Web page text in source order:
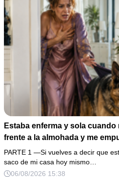
Estaba enferma y sola
frente a la almohada y me
esposo regresó un día antes y
amor, yo te cuidaré”. Fingí
grabadora bajo la cobija… Esa
PARTE 1 —Si vuelves a decir que
saco de mi casa hoy mismo…
06/08/2026 15:38